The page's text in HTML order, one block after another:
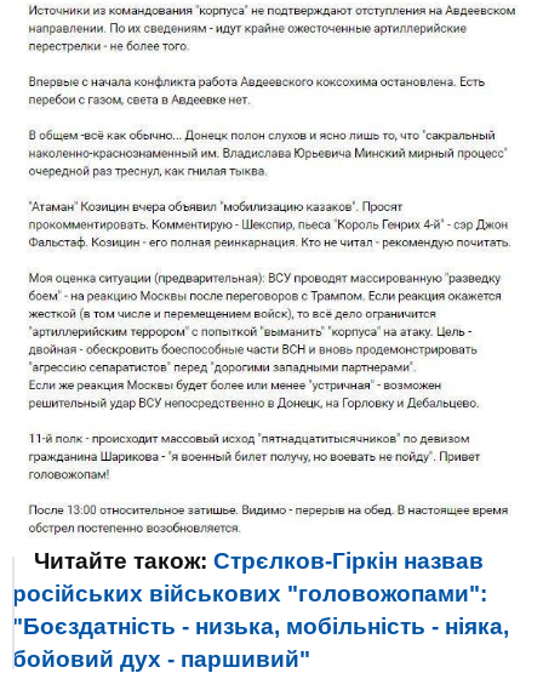
Читайте також: Стрєлков-Гіркін назвав
російських військових "головожопами":
"Боєздатність - низька, мобільність - ніяка,
бойовий дух - паршивий"